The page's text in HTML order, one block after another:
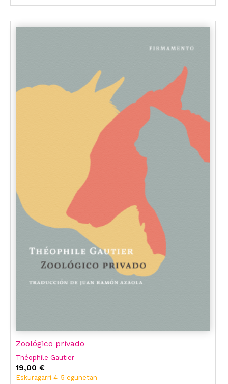
Zoológico privado
Théophile Gautier
19,00 €
Eskuragarri 4-5 egunetan